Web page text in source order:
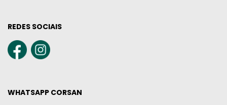
REDES SOCIAIS
WHATSAPP CORSAN